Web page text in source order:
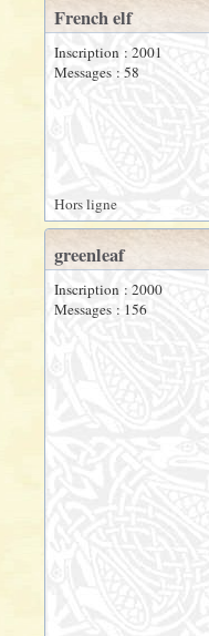
French elf
Inscription : 2001
Messages : 58
Hors ligne
greenleaf
Inscription : 2000
Messages : 156